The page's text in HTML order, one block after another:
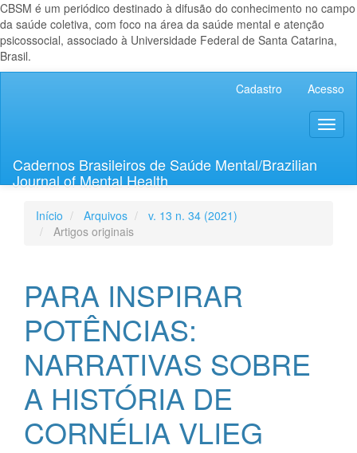
CBSM é um periódico destinado à difusão do conhecimento no campo
da saúde coletiva, com foco na área da saúde mental e atenção
psicossocial, associado à Universidade Federal de Santa Catarina,
Brasil.
Lateral
Cadastro Acesso
Cadernos Brasileiros de Saúde Mental/Brazilian
Journal of Mental Health
Início Arquivos
v. 13 n. 34 (2021)
Artigos originais
PARA INSPIRAR
POTÊNCIAS:
NARRATIVAS SOBRE
A HISTÓRIA DE
CORNÉLIA VLIEG